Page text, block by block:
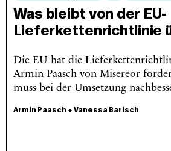
Was bleibt von der EU-
Lieferkettenrichtlinie
Die EU hat die
Armin Paasch von Misereor
muss bei der Umsetzung
Armin Paasch + Vanessa Barisch